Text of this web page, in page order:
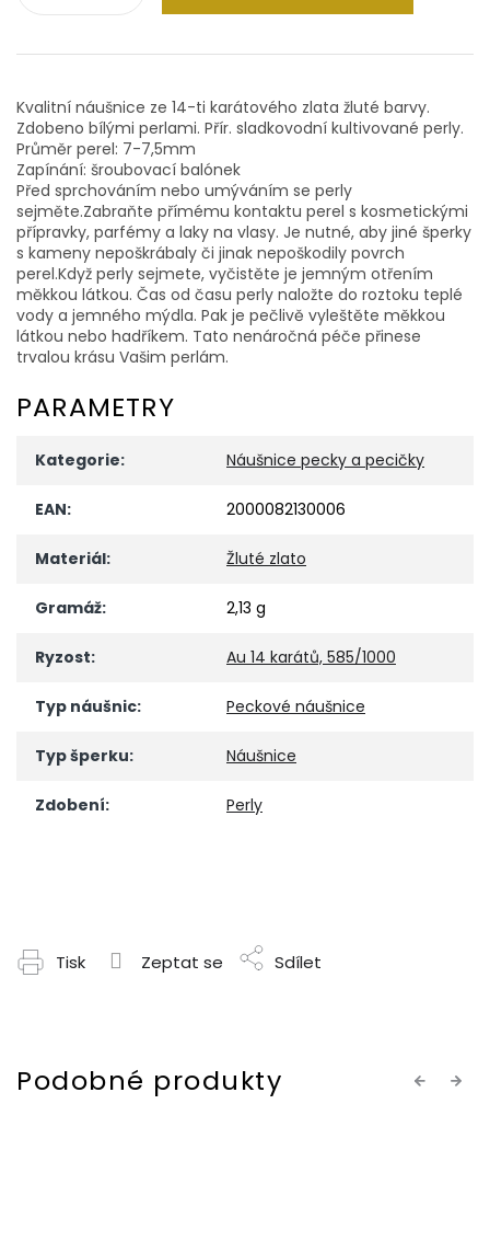
Kvalitní náušnice ze 14-ti karátového zlata žluté barvy.
Zdobeno bílými perlami. Přír. sladkovodní kultivované perly.
Průměr perel: 7-7,5mm
Zapínání: šroubovací balónek
Před sprchováním nebo umýváním se perly
sejměte.Zabraňte přímému kontaktu perel s kosmetickými
přípravky, parfémy a laky na vlasy. Je nutné, aby jiné šperky
s kameny nepoškrábaly či jinak nepoškodily povrch
perel.Když perly sejmete, vyčistěte je jemným otřením
měkkou látkou. Čas od času perly naložte do roztoku teplé
vody a jemného mýdla. Pak je pečlivě vyleštěte měkkou
látkou nebo hadříkem. Tato nenáročná péče přinese
trvalou krásu Vašim perlám.
PARAMETRY
Kategorie: Náušnice pecky a pecičky
EAN: 2000082130006
Materiál: Žluté zlato
Gramáž: 2,13 g
Ryzost: Au 14 karátů, 585/1000
Typ náušnic: Peckové náušnice
Typ šperku: Náušnice
Zdobení: Perly
Tisk Zeptat se Sdílet
Previous
Next